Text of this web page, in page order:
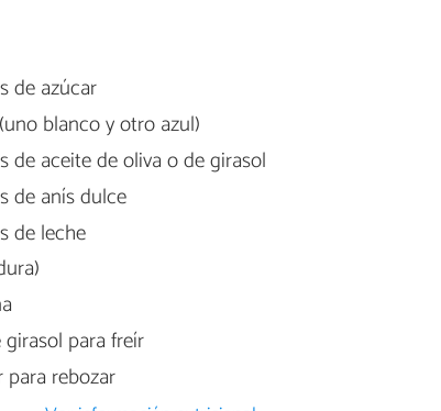
de azúcar
blanco y otro azul)
de aceite de oliva o de girasol
de anís dulce
de leche
para freír
rebozar